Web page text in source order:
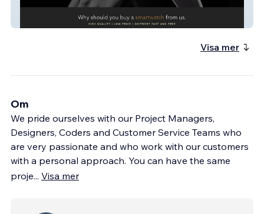
Visa mer
Om
We pride ourselves with our Project Managers,
Designers, Coders and Customer Service Teams who
are very passionate and who work with our customers
with a personal approach. You can have the same
proje... Visa mer